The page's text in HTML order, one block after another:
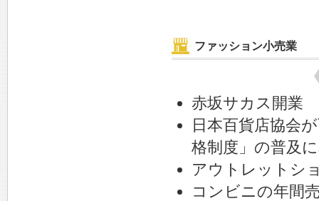
ファッション小売業
赤坂サカス開業
日本百貨店協会
格制度」の普及
アウトレットシ
コンビニの年間